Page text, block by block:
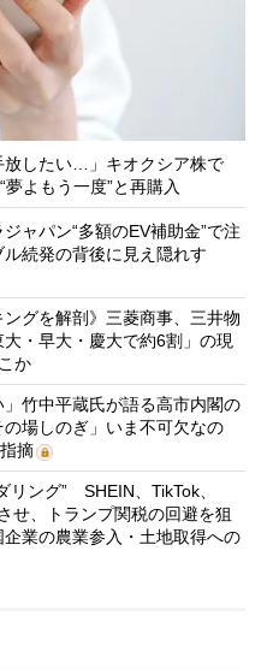
放したい…」キオクシア株で
よもう一度”と再購入
ャパン“多額のEV補助金”で注
続発の背後に見え隠れす
ングを解剖》三菱商事、三井物
・早大・慶大で約6割」の現
か
」竹中平蔵氏が語る高市内閣の
場しのぎ」いま不可欠なの
摘
リング” SHEIN、TikTok、
せ、トランプ関税の回避を狙
業の農業参入・土地取得への